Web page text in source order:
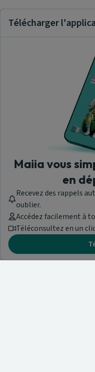
Télécharger
Maiia vous
en
Recevez des rappels
oublier.
Accédez facilement à
Téléconsultez en un